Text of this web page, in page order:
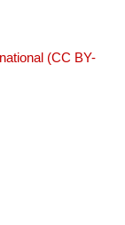
(CC BY-